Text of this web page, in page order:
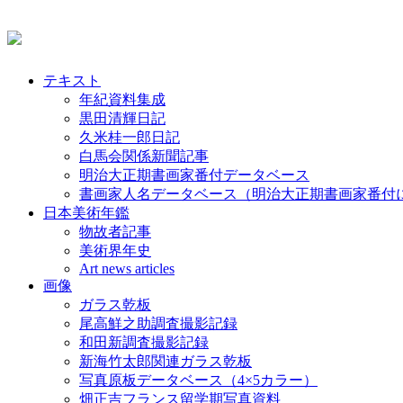
テキスト
年紀資料集成
黒田清輝日記
久米桂一郎日記
白馬会関係新聞記事
明治大正期書画家番付データベース
書画家人名データベース（明治大正期書画家番付
日本美術年鑑
物故者記事
美術界年史
Art news articles
画像
ガラス乾板
尾高鮮之助調査撮影記録
和田新調査撮影記録
新海竹太郎関連ガラス乾板
写真原板データベース（4×5カラー）
畑正吉フランス留学期写真資料